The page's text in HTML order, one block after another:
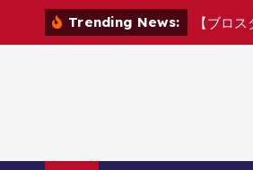
Trending News: 【ブロ ス